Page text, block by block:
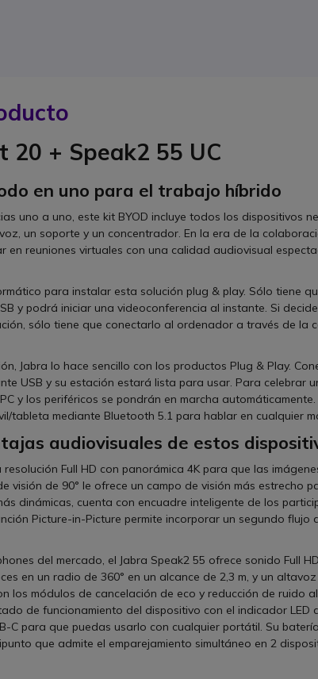
20 + Speak2 55 UC
en uno para el trabajo híbrido
uno a uno, este kit BYOD incluye todos los dispositivos
un soporte y un concentrador. En la era de la
en reuniones virtuales con una calidad audiovisual
para instalar esta solución plug & play. Sólo tiene
y podrá iniciar una videoconferencia al instante. Si
sólo tiene que conectarlo al ordenador a través de la
Jabra lo hace sencillo con los productos Plug & Play.
USB y su estación estará lista para usar. Para celebrar
y los periféricos se pondrán en marcha
tableta mediante Bluetooth 5.1 para hablar en cualquier
audiovisuales de estos
resolución Full HD con panorámica 4K para que las
visión de 90° le ofrece un campo de visión más estrecho
dinámicas, cuenta con encuadre inteligente de los
Picture-in-Picture permite incorporar un segundo flujo
del mercado, el Jabra Speak2 55 ofrece sonido Full
en un radio de 360° en un alcance de 2,3 m, y un
los módulos de cancelación de eco y reducción de ruido
de funcionamiento del dispositivo con el indicador LED
C para que puedas usarlo con cualquier portátil. Su
que admite el emparejamiento simultáneo en 2